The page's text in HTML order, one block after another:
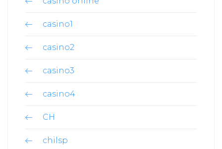
casino1
casino2
casino3
casino4
CH
chilsp